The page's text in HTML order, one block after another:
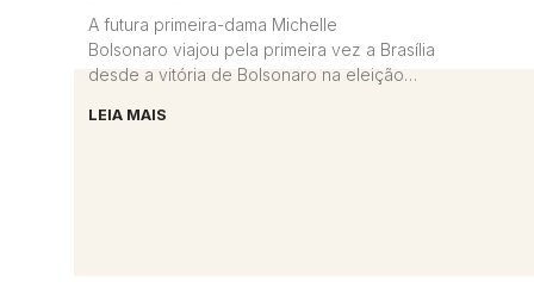
A futura primeira-dama Michelle
Bolsonaro viajou pela primeira vez a Brasília
desde a vitória de Bolsonaro na eleição
encontrou com
LEIA MAIS